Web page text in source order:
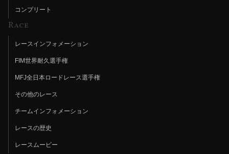
コンプリート
Race
レースインフォメーション
FIM世界耐久選手権
MFJ全日本ロードレース選手権
その他のレース
チームインフォメーション
レースの歴史
レースムービー